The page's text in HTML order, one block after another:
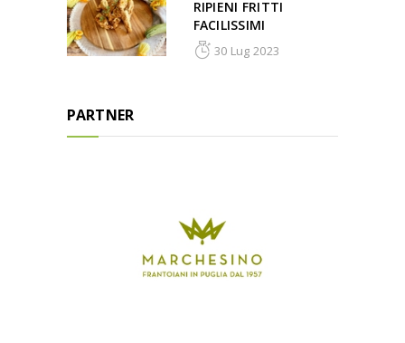
RIPIENI FRITTI
FACILISSIMI
30 Lug 2023
PARTNER